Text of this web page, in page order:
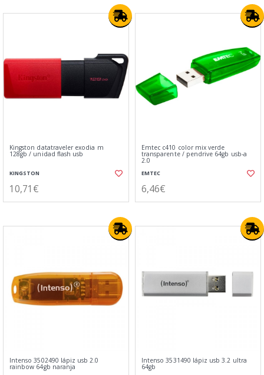
Kingston datatraveler exodia m
128gb / unidad flash usb
KINGSTON
10,71€
Emtec c410 color mix verde
transparente / pendrive 64gb usb-a
2.0
EMTEC
6,46€
Intenso 3502490 lápiz usb 2.0
rainbow 64gb naranja
Intenso 3531490 lápiz usb 3.2 ultra
64gb